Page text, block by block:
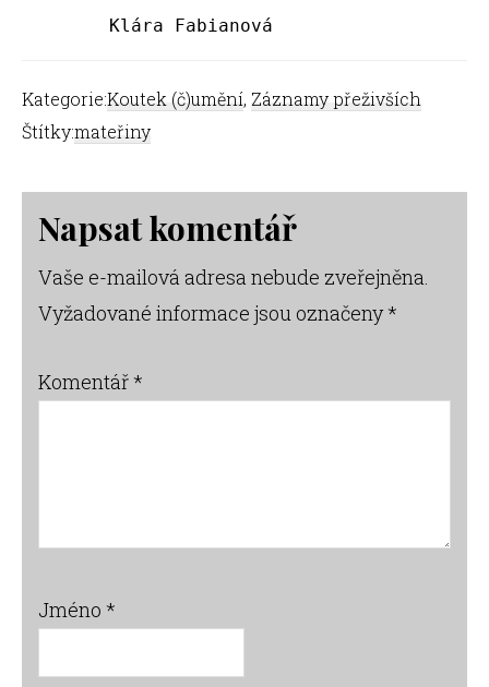
        Klára Fabianová
Kategorie:Koutek (č)umění, Záznamy přeživších
Štítky:mateřiny
Reader
Interactions
Napsat komentář
Vaše e-mailová adresa nebude zveřejněna.
Vyžadované informace jsou označeny*
Komentář*
Jméno *